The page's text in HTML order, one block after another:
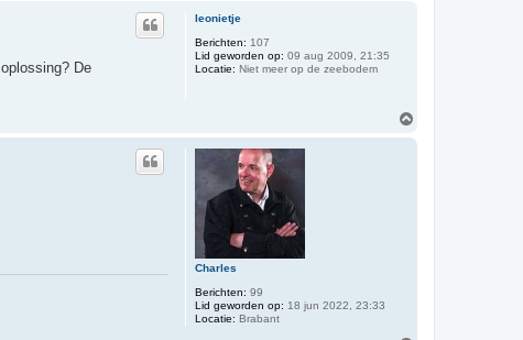
leonietje
Berichten: 107
Lid geworden op: 09 aug 2009, 21:35
Locatie: Niet meer op de zeebodem
De
Charles
Berichten: 99
Lid geworden op: 18 jun 2022, 23:33
Locatie: Brabant